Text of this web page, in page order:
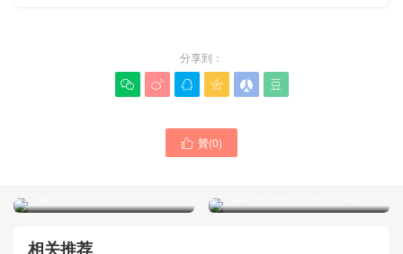
分享到：
     
 贊(0)
Gucc1 Horsebit 迷你貝殼包
相关推荐